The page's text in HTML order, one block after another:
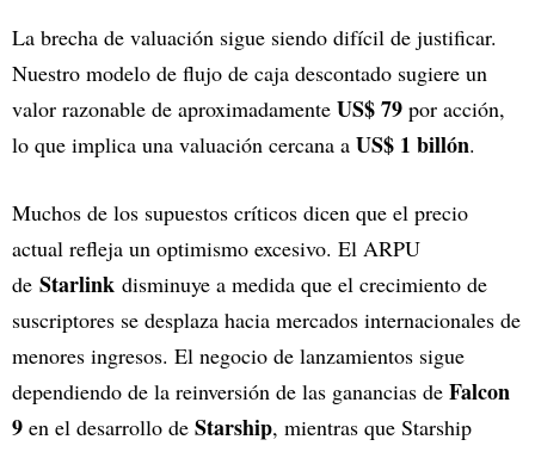
La brecha de valuación sigue siendo difícil de justificar.
Nuestro modelo de flujo de caja descontado sugiere un
valor razonable de aproximadamente US$ 79 por acción,
lo que implica una valuación cercana a US$ 1 billón.
Muchos de los supuestos críticos dicen que el precio
actual refleja un optimismo excesivo. El ARPU
de Starlink disminuye a medida que el crecimiento de
suscriptores se desplaza hacia mercados internacionales de
menores ingresos. El negocio de lanzamientos sigue
dependiendo de la reinversión de las ganancias de Falcon
9 en el desarrollo de Starship, mientras que Starship